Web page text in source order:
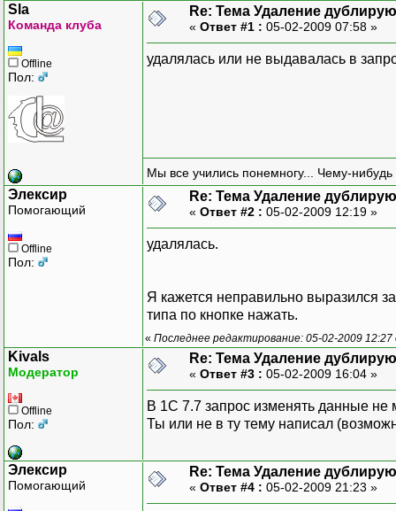
Sla
Команда клуба
Offline
Пол:
Re: Тема Удаление
« Ответ #1 : 05-02-2009 07:58 »
удалялась или не выдавалась в
Мы все учились понемногу... Чему-нибудь
Элексир
Помогающий
Offline
Пол:
Re: Тема Удаление
« Ответ #2 : 05-02-2009 12:19 »
удалялась.
Я кажется неправильно выразился
типа по кнопке нажать.
« Последнее редактирование: 05-02-2009
Kivals
Модератор
Offline
Пол:
Re: Тема Удаление
« Ответ #3 : 05-02-2009 16:04 »
В 1С 7.7 запрос изменять данные не
Ты или не в ту тему написал
Элексир
Помогающий
Re: Тема Удаление
« Ответ #4 : 05-02-2009 21:23 »